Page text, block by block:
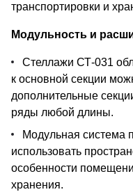
транспортировки и
Модульность и
Стеллажи СТ-031
к основной секции
дополнительные
ряды любой длины.
Модульная система
использовать
особенности
хранения.